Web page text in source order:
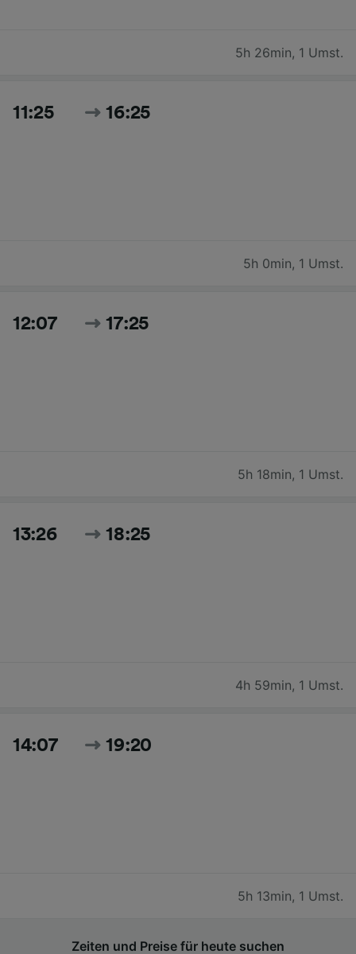
5h 26min, 1 Umst.
11:25 16:25
5h 0min, 1 Umst.
12:07 17:25
5h 18min, 1 Umst.
13:26 18:25
4h 59min, 1 Umst.
14:07 19:20
5h 13min, 1 Umst.
Zeiten und Preise für heute suchen